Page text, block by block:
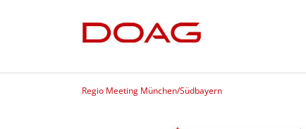
Regio Meeting München/Südbayern